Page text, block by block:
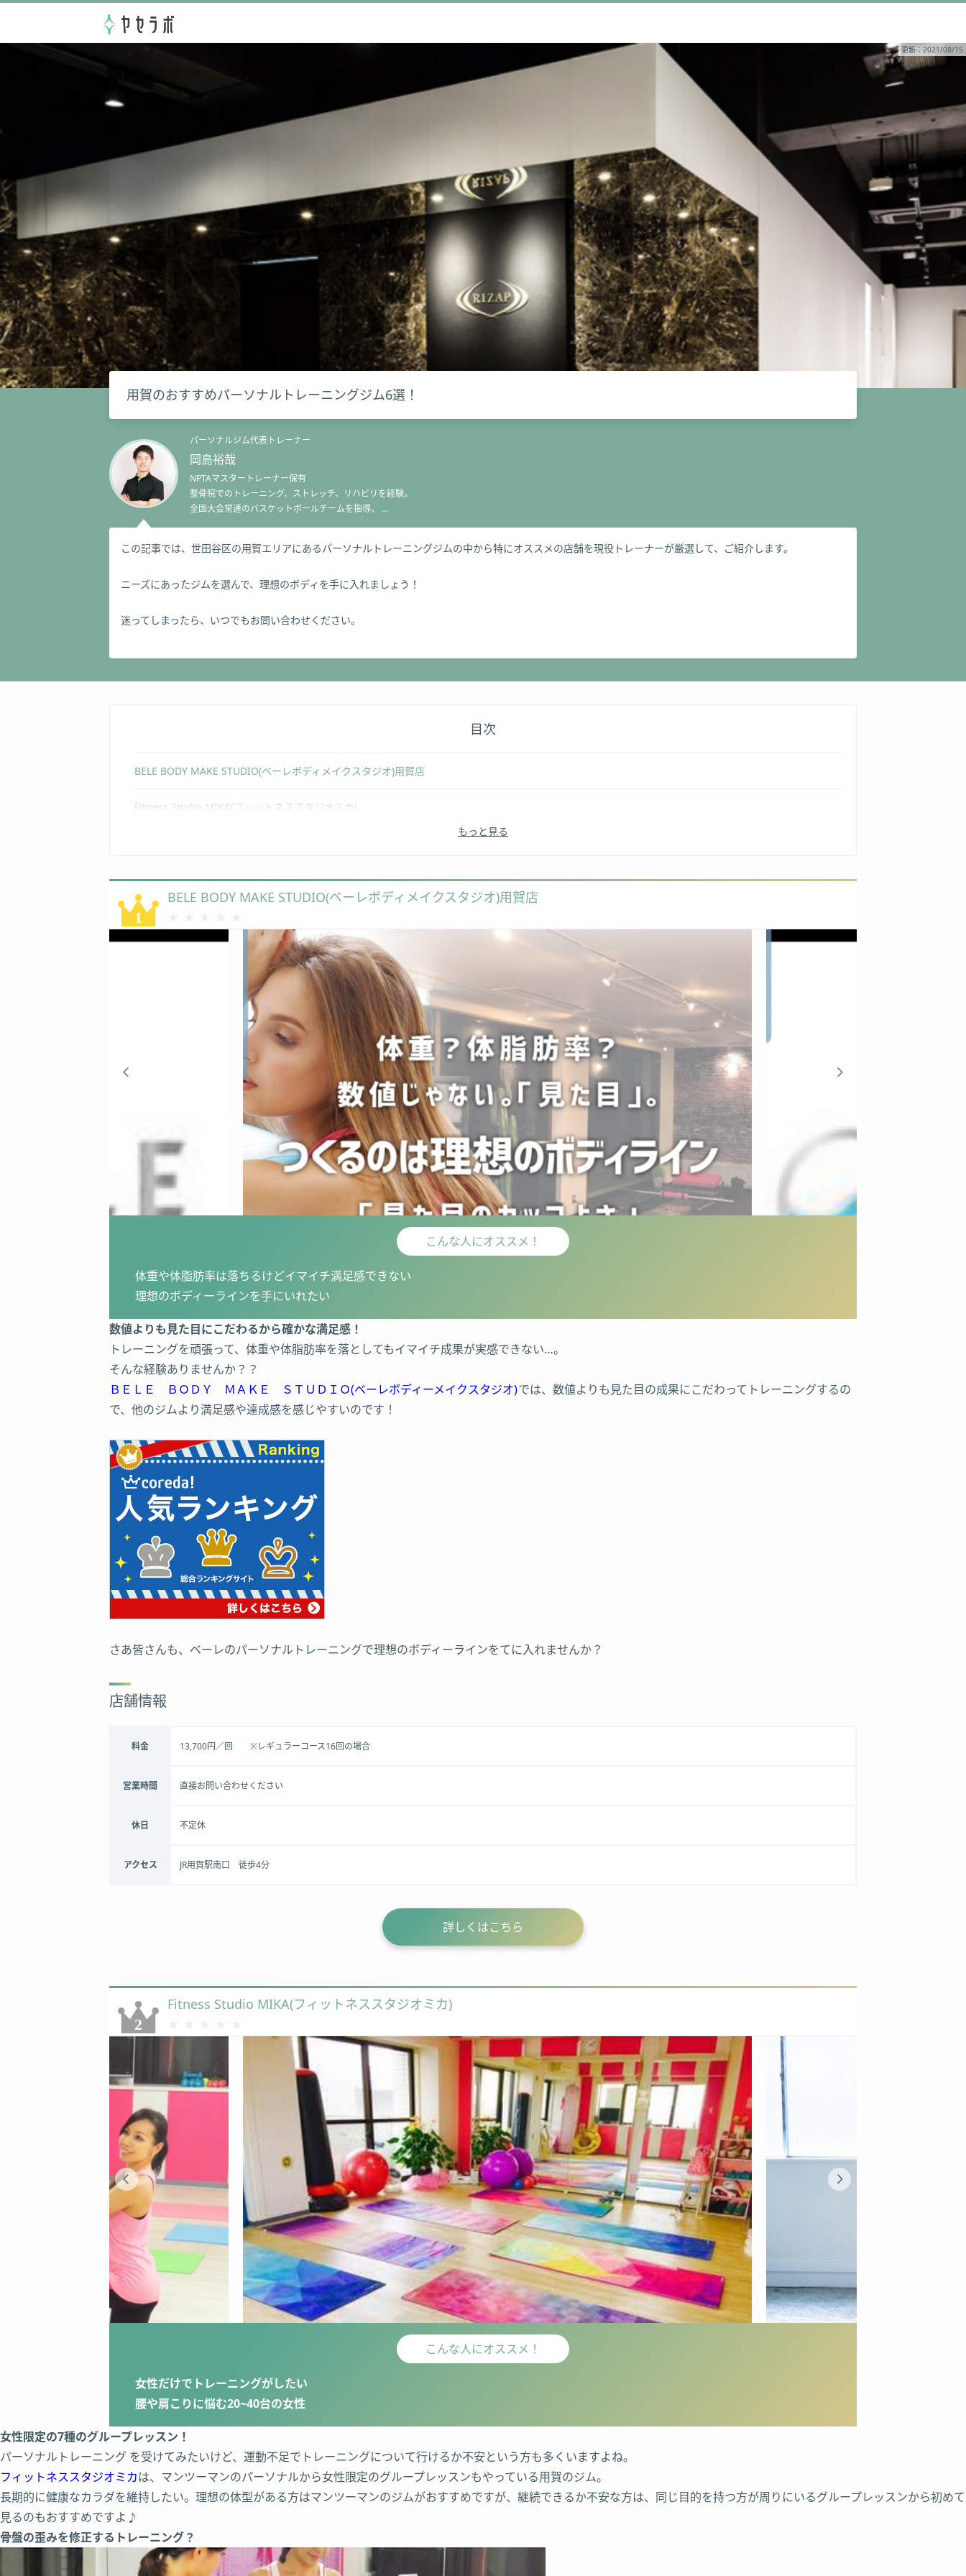
更新：2021/08/15
用賀のおすすめパーソナルトレーニングジム6選！
パーソナルジム代表トレーナー
岡島裕哉
NPTAマスタートレーナー保有
整骨院でのトレーニング、ストレッチ、リハビリを経験。
全国大会常連のバスケットボールチームを指導。
ボディメイク、腰痛、肩こり改善を得意とし理想の身体へと導く。
この記事では、世田谷区の用賀エリアにあるパーソナルトレーニングジムの中から特にオススメの店舗を現役トレーナーが厳選して、ご紹介します。
ニーズにあったジムを選んで、理想のボディを手に入れましょう！
迷ってしまったら、いつでもお問い合わせください。
目次
BELE BODY MAKE STUDIO(ベーレボディメイクスタジオ)用賀店
Fitness Studio MIKA(フィットネススタジオミカ)
Body Right Studio(ボディライトスタジオ)
B.T.front(ビューティーフロント)
8Conditioning(エイトコンディショニング)
もっと見る
BELE BODY MAKE STUDIO(ベーレボディメイクスタジオ)用賀店
こんな人にオススメ！
体重や体脂肪率は落ちるけどイマイチ満足感できない
理想のボディーラインを手にいれたい
数値よりも見た目にこだわるから確かな満足感！
トレーニングを頑張って、体重や体脂肪率を落としてもイマイチ成果が実感できない…。
そんな経験ありませんか？？
ＢＥＬＥ ＢＯＤＹ ＭＡＫＥ ＳＴＵＤＩＯ(ベーレボディーメイクスタジオ)では、数値よりも見た目の成果にこだわってトレーニングするの
で、他のジムより満足感や達成感を感じやすいのです！
さあ皆さんも、ベーレのパーソナルトレーニングで理想のボディーラインをてに入れませんか？
店舗情報
料金 13,700円／回 ※レギュラーコース16回の場合
営業時間 直接お問い合わせください
休日 不定休
アクセス JR用賀駅南口 徒歩4分
詳しくはこちら
Fitness Studio MIKA(フィットネススタジオミカ)
こんな人にオススメ！
女性だけでトレーニングがしたい
腰や肩こりに悩む20~40台の女性
女性限定の7種のグループレッスン！
パーソナルトレーニング を受けてみたいけど、運動不足でトレーニングについて行けるか不安という方も多くいますよね。
フィットネススタジオミカは、マンツーマンのパーソナルから女性限定のグループレッスンもやっている用賀のジム。
長期的に健康なカラダを維持したい。理想の体型がある方はマンツーマンのジムがおすすめですが、継続できるか不安な方は、同じ目的を持つ方が周りにいるグループレッスンから初めて
見るのもおすすめですよ♪
骨盤の歪みを修正するトレーニング？